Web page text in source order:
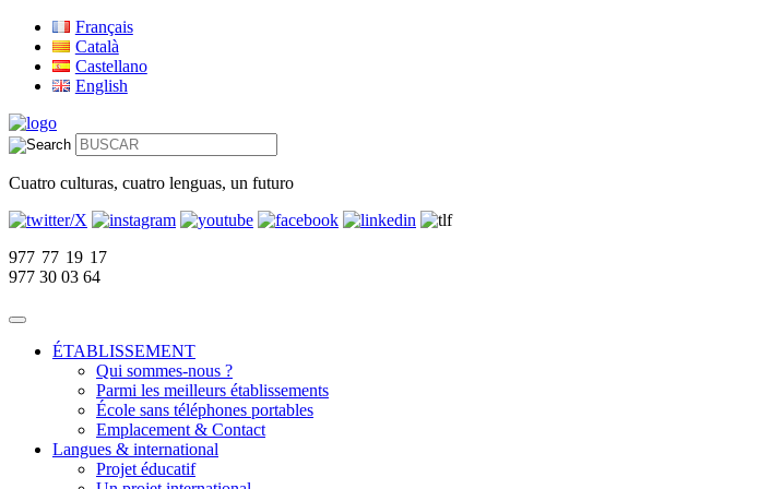
Français
Català
Castellano
English
Cuatro culturas, cuatro lenguas, un futuro
977 77 19 17
977 30 03 64
ÉTABLISSEMENT
Qui sommes-nous ?
Parmi les meilleurs établissements
École sans téléphones portables
Emplacement & Contact
Langues & international
Projet éducatif